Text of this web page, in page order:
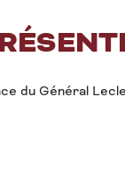
du Général